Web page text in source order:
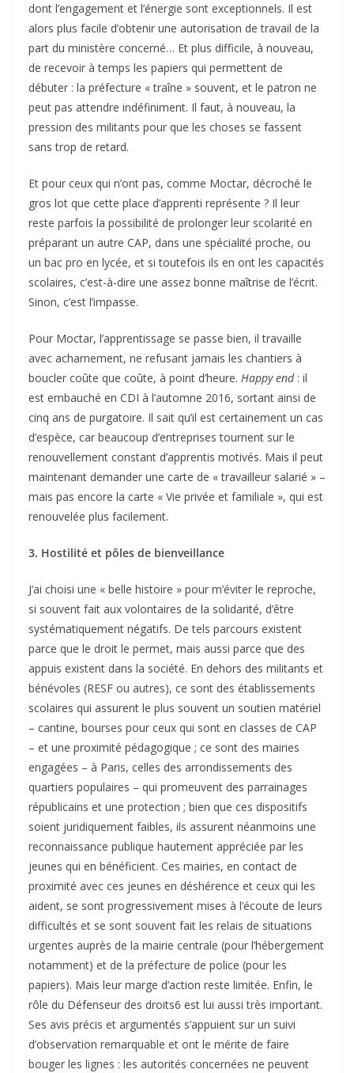
dont l’engagement et l’énergie sont exceptionnels. Il est
alors plus facile d’obtenir une autorisation de travail de la
part du ministère concerné… Et plus difficile, à nouveau,
de recevoir à temps les papiers qui permettent de
débuter : la préfecture « traîne » souvent, et le patron ne
peut pas attendre indéfiniment. Il faut, à nouveau, la
pression des militants pour que les choses se fassent
sans trop de retard.
Et pour ceux qui n’ont pas, comme Moctar, décroché le
gros lot que cette place d’apprenti représente ? Il leur
reste parfois la possibilité de prolonger leur scolarité en
préparant un autre CAP, dans une spécialité proche, ou
un bac pro en lycée, et si toutefois ils en ont les capacités
scolaires, c’est-à-dire une assez bonne maîtrise de l’écrit.
Sinon, c’est l’impasse.
Pour Moctar, l’apprentissage se passe bien, il travaille
avec acharnement, ne refusant jamais les chantiers à
boucler coûte que coûte, à point d’heure. Happy end: il
est embauché en CDI à l’automne 2016, sortant ainsi de
cinq ans de purgatoire. Il sait qu’il est certainement un cas
d’espèce, car beaucoup d’entreprises tournent sur le
renouvellement constant d’apprentis motivés. Mais il peut
maintenant demander une carte de « travailleur salarié » –
mais pas encore la carte « Vie privée et familiale », qui est
renouvelée plus facilement.
3. Hostilité et pôles de bienveillance
J’ai choisi une « belle histoire » pour m’éviter le reproche,
si souvent fait aux volontaires de la solidarité, d’être
systématiquement négatifs. De tels parcours existent
parce que le droit le permet, mais aussi parce que des
appuis existent dans la société. En dehors des militants et
bénévoles (RESF ou autres), ce sont des établissements
scolaires qui assurent le plus souvent un soutien matériel
– cantine, bourses pour ceux qui sont en classes de CAP
– et une proximité pédagogique ; ce sont des mairies
engagées – à Paris, celles des arrondissements des
quartiers populaires – qui promeuvent des parrainages
républicains et une protection ; bien que ces dispositifs
soient juridiquement faibles, ils assurent néanmoins une
reconnaissance publique hautement appréciée par les
jeunes qui en bénéficient. Ces mairies, en contact de
proximité avec ces jeunes en déshérence et ceux qui les
aident, se sont progressivement mises à l’écoute de leurs
difficultés et se sont souvent fait les relais de situations
urgentes auprès de la mairie centrale (pour l’hébergement
notamment) et de la préfecture de police (pour les
papiers). Mais leur marge d’action reste limitée. Enfin, le
rôle du Défenseur des droits6 est lui aussi très important.
Ses avis précis et argumentés s’appuient sur un suivi
d’observation remarquable et ont le mérite de faire
bouger les lignes : les autorités concernées ne peuvent